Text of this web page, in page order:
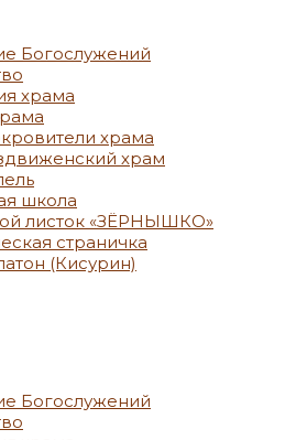
Богослужений
храма
храма
храм
школа
листок «ЗЁРНЫШКО»
страничка
(Кисурин)
Богослужений